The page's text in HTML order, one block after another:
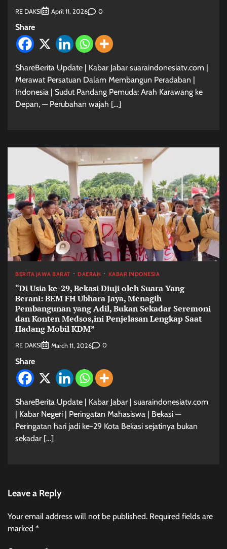
RE DAKSI April 11, 2026 0
Share
ShareBerita Update | Kabar Jabar suaraindonesiatv.com |
Merawat Persatuan Dalam Membangun Peradaban |
Indonesia | Sudut Pandang Pemuda: Arah Karawang ke
Depan, — Perubahan wajah […]
BERITA JAWA BARAT DAERAH KABAR INDONESIA
“Di Usia ke-29, Bekasi Diuji oleh Suara Yang
Berani: BEM FH Ubhara Jaya, Menagih
Pembangunan yang Adil, Bukan Sekadar Seremoni
dan Konten Medsos,ini Penjelasan Lengkap Saat
Hadang Mobil KDM”
RE DAKSI March 11, 2026 0
Share
ShareBerita Update | Kabar Jabar | suaraindonesiatv.com
| Kabar Negeri | Peringatan Mahasiswa | Bekasi —
Peringatan hari jadi ke-29 Kota Bekasi sejatinya bukan
sekadar […]
Leave a Reply
Your email address will not be published. Required fields are
marked *